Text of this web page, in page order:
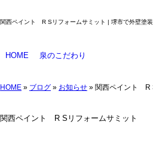
関西ペイント R Sリフォームサミット | 堺市で外壁塗
HOME 泉のこだわり
塗料について
防水工事とは
工事メニュー
HOME » ブログ » お知らせ » 関西ペイント R
関西ペイント R Sリフォームサミット